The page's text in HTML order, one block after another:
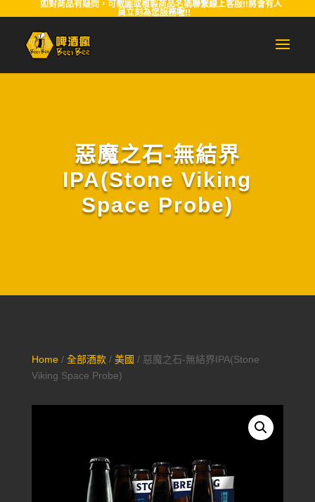
如對商品有疑問，可截圖或複製商品名稱聯繫線上客服!!將會有人
員立刻為您服務喔!!
惡魔之石-無結界
IPA(Stone Viking
Space Probe)
Home/ 全部酒款/ 美國 / 惡魔之石-無結界IPA(Stone
Viking Space Probe)